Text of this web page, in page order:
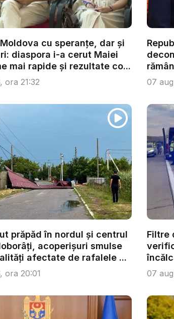
cu speranțe, dar și
diaspora i-a cerut Maiei
mai rapide și rezultate co...
ora 21:32
red...
07
prăpăd în nordul și centrul
acoperișuri smulse
afectate de rafalele ...
ora 20:01
Filtre
san...
07